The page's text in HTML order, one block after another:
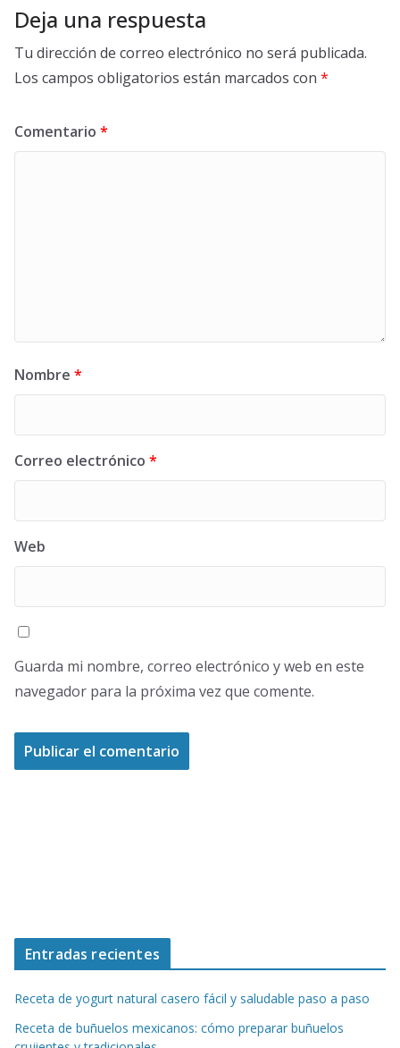
Deja una respuesta
Tu dirección de correo electrónico no será publicada.
Los campos obligatorios están marcados con *
Comentario *
Nombre *
Correo electrónico *
Web
Guarda mi nombre, correo electrónico y web en este
navegador para la próxima vez que comente.
Entradas recientes
Receta de yogurt natural casero fácil y saludable paso a paso
Receta de buñuelos mexicanos: cómo preparar buñuelos